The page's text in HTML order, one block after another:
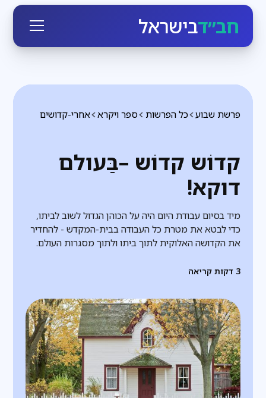
חב״דבישראל
אחרי-קדושים ספר ויקרא כל הפרשות פרשת שבוע
קדוֹש קדוֹש –בַּעולם
דוקא!
מיד בסיום עבודת היום היה על הכוהן הגדול לשוב לביתו,
כדי לבטא את מטרת כל העבודה בבית-המקדש - להחדיר
את הקדושה האלוקית לתוך ביתו ולתוך מסגרות העולם.
3 דקות קריאה